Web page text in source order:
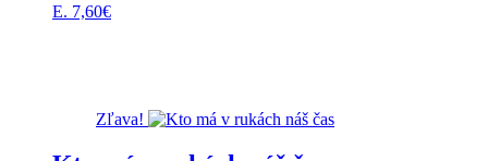
E. 7,60€
Zľava!